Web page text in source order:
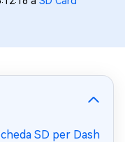
SD per Dash